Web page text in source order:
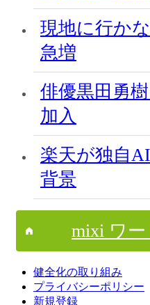
現地に行か
急増
俳優黒田勇
加入
楽天が独自
背景
mixi ワ
健全化の取り組み
プライバシーポリシー
新規登録